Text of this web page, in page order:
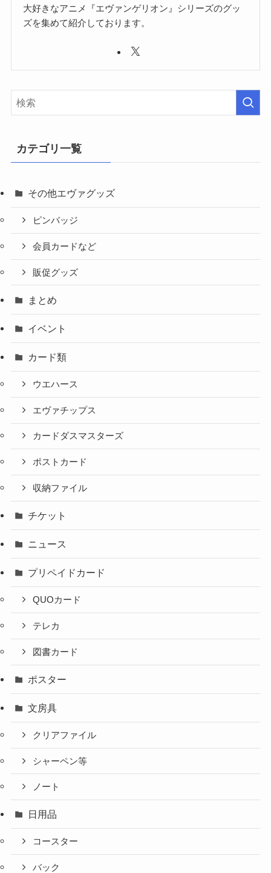
大好きなアニメ『エヴァンゲリオン』シリーズのグッ
ズを集めて紹介しております。
カテゴリ一覧
その他エヴァグッズ
ピンバッジ
会員カードなど
販促グッズ
まとめ
イベント
カード類
ウエハース
エヴァチップス
カードダスマスターズ
ポストカード
収納ファイル
チケット
ニュース
プリペイドカード
QUOカード
テレカ
図書カード
ポスター
文房具
クリアファイル
シャーペン等
ノート
日用品
コースター
バック